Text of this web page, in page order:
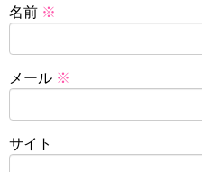
名前 ※
メール ※
サイト